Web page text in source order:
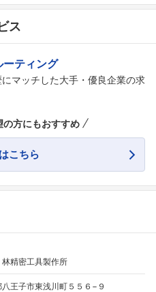
しました
ス
ーティング
マッチした大手・優良企業の求
方にもおすすめ
こちら
林精密工具製作所
八王子市東浅川町５５６−９